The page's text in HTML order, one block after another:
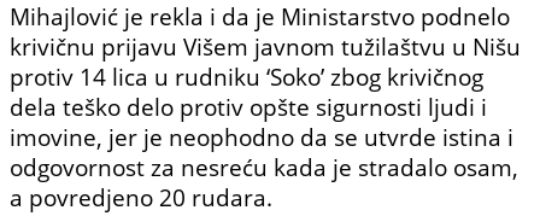
Mihajlović je rekla i da je Ministarstvo podnelo
krivičnu prijavu Višem javnom tužilaštvu u Nišu
protiv 14 lica u rudniku ‘Soko’ zbog krivičnog
dela teško delo protiv opšte sigurnosti ljudi i
imovine, jer je neophodno da se utvrde istina i
odgovornost za nesreću kada je stradalo osam,
a povredjeno 20 rudara.